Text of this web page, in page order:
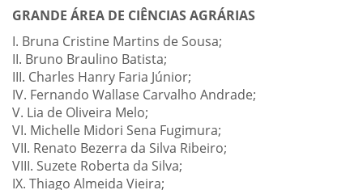
GRANDE ÁREA DE CIÊNCIAS AGRÁRIAS
I. Bruna Cristine Martins de Sousa;
II. Bruno Braulino Batista;
III. Charles Hanry Faria Júnior;
IV. Fernando Wallase Carvalho Andrade;
V. Lia de Oliveira Melo;
VI. Michelle Midori Sena Fugimura;
VII. Renato Bezerra da Silva Ribeiro;
VIII. Suzete Roberta da Silva;
IX. Thiago Almeida Vieira;